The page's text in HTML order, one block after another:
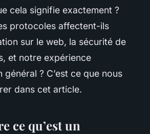
cela signifie exactement ?
protocoles affectent-ils
sur le web, la sécurité de
et notre expérience
général ? C’est ce que nous
dans cet article.
ce qu’est un